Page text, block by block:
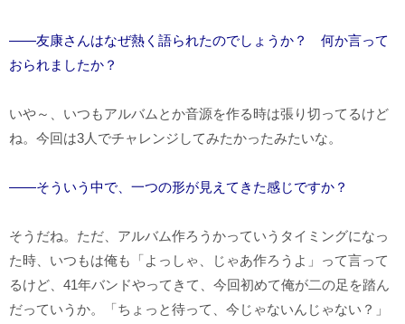
――友康さんはなぜ熱く語られたのでしょうか？ 何か言って
おられましたか？
いや～、いつもアルバムとか音源を作る時は張り切ってるけど
ね。今回は3人でチャレンジしてみたかったみたいな。
――そういう中で、一つの形が見えてきた感じですか？
そうだね。ただ、アルバム作ろうかっていうタイミングになっ
た時、いつもは俺も「よっしゃ、じゃあ作ろうよ」って言って
るけど、41年バンドやってきて、今回初めて俺が二の足を踏ん
だっていうか。「ちょっと待って、今じゃないんじゃない？」